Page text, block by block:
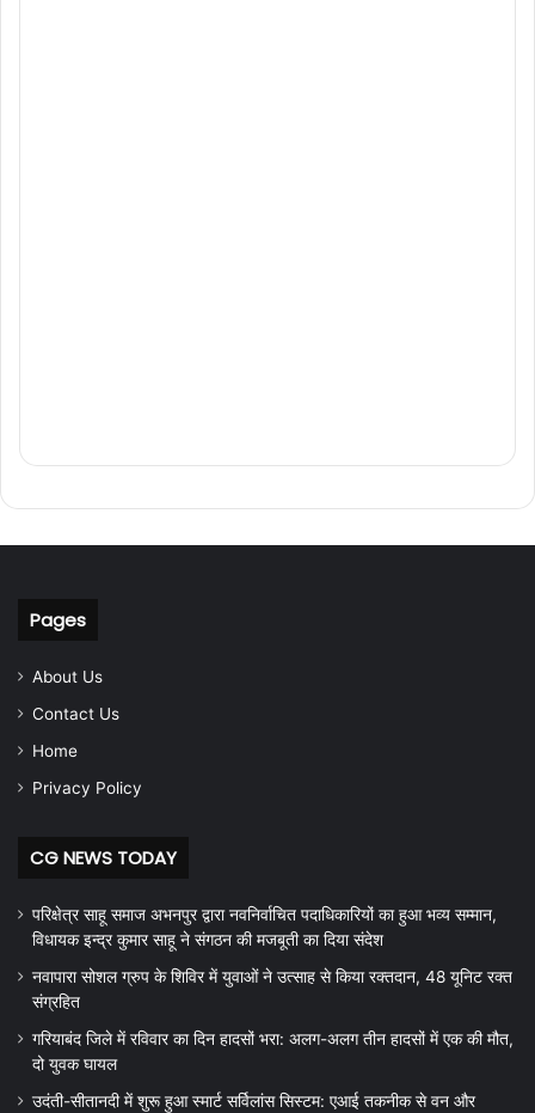
Pages
About Us
Contact Us
Home
Privacy Policy
CG NEWS TODAY
परिक्षेत्र साहू समाज अभनपुर द्वारा नवनिर्वाचित पदाधिकारियों का हुआ भव्य सम्मान,
विधायक इन्द्र कुमार साहू ने संगठन की मजबूती का दिया संदेश
नवापारा सोशल ग्रुप के शिविर में युवाओं ने उत्साह से किया रक्तदान, 48 यूनिट रक्त
संग्रहित
गरियाबंद जिले में रविवार का दिन हादसों भरा: अलग-अलग तीन हादसों में एक की मौत,
दो युवक घायल
उदंती-सीतानदी में शुरू हुआ स्मार्ट सर्विलांस सिस्टम: एआई तकनीक से वन और